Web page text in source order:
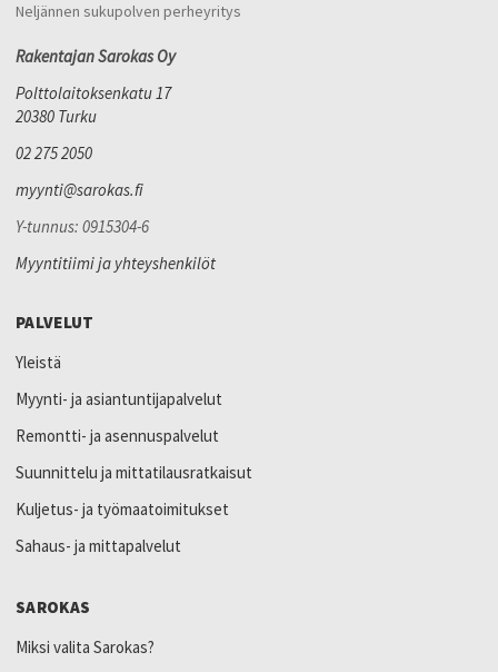
Neljännen sukupolven perheyritys
Rakentajan Sarokas Oy
Polttolaitoksenkatu 17
20380 Turku
02 275 2050
myynti@sarokas.fi
Y-tunnus: 0915304-6
Myyntitiimi ja yhteyshenkilöt
PALVELUT
Yleistä
Myynti- ja asiantuntijapalvelut
Remontti- ja asennuspalvelut
Suunnittelu ja mittatilausratkaisut
Kuljetus- ja työmaatoimitukset
Sahaus- ja mittapalvelut
SAROKAS
Miksi valita Sarokas?